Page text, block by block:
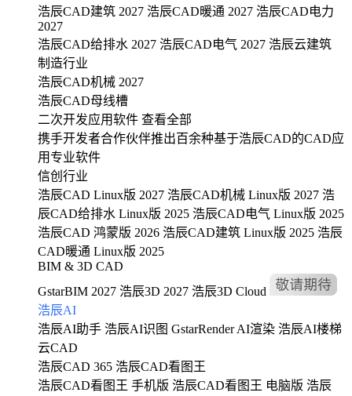
浩辰CAD建筑 2027 浩辰CAD暖通 2027 浩辰CAD电力
2027
浩辰CAD给排水 2027 浩辰CAD电气 2027 浩辰云建筑
制造行业
浩辰CAD机械 2027
浩辰CAD母线槽
二次开发应用软件 查看全部
携手开发者合作伙伴推出百余种基于浩辰CAD的CAD应
用专业软件
信创行业
浩辰CAD Linux版 2027 浩辰CAD机械 Linux版 2027 浩
辰CAD给排水 Linux版 2025 浩辰CAD电气 Linux版 2025
浩辰CAD 鸿蒙版 2026 浩辰CAD建筑 Linux版 2025 浩辰
CAD暖通 Linux版 2025
BIM & 3D CAD
GstarBIM 2027 浩辰3D 2027 浩辰3D Cloud
浩辰AI
浩辰AI助手 浩辰AI识图 GstarRender AI渲染 浩辰AI楼梯
云CAD
浩辰CAD 365 浩辰CAD看图王
浩辰CAD看图王 手机版 浩辰CAD看图王 电脑版 浩辰